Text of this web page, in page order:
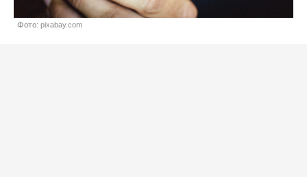
Фото: pixabay.com